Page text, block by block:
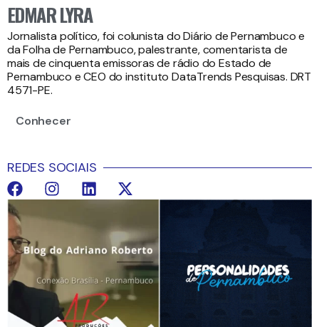
EDMAR LYRA
Jornalista político, foi colunista do Diário de Pernambuco e
da Folha de Pernambuco, palestrante, comentarista de
mais de cinquenta emissoras de rádio do Estado de
Pernambuco e CEO do instituto DataTrends Pesquisas. DRT
4571-PE.
Conhecer
REDES SOCIAIS